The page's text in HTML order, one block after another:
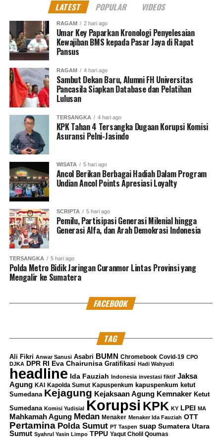
Anthony juga menjelaskan, untuk menjadi content
creator pasti butuh ruang kerja yang baik dan didukung
dengan lokasi strategis di kawasan Sudirman,
mempunyai hal itu, pastinya untuk mendukung para
talenta anak muda ini untuk menjadi pengusaha dan
content creator.
“Kami akan berikan program khusus bagaimana para
remaja ini mampu menciptakan usaha-usaha baru
dengan peluang yang ada, dengan mereka sudah
terkenal saat ini brand yang mereka iklankan pastinya
akan banyak yang tertarik dan membelinya,” jelasnya.
Anthony menegaskan, eradisrupsisaat ini, merubah
trend dan minat masyarakat khususnya anak muda
dengan cepat, fenomena ini menjadi fakta bagaimana
anak-anak muda harus pandai menyikapi perubahan-
perubahan tersebut.
enfluencer,” pungkas Anthony. ***Muhammad Shiddiq
Kritik saran kami terima untuk pengembangan
konten kami. Jangan lupa subscribe dan like di
Channel YouTube, Instagram dan Tik Tok.Terima
kasih.
RELATED TOPICS: CITAYAM FASHION WEEK
LATEST POPULAR VIDEOS
RAGAM 2 hari ago
Umar Key Paparkan Kronologi Penyelesaian
Kewajiban BMS kepada Pasar Jaya di Rapat
Pansus
RAGAM 4 hari ago
Sambut Dekan Baru, Alumni FH Universitas
Pancasila Siapkan Database dan Pelatihan
Lulusan
TERSANGKA 4 hari ago
KPK Tahan 4 Tersangka Dugaan Korupsi Komisi
Asuransi Pelni-Jasindo
WISATA 5 hari ago
Ancol Berikan Berbagai Hadiah Dalam Program
Undian Ancol Points Apresiasi Loyalty
SCRIPTA 5 hari ago
Pemilu, Partisipasi Generasi Milenial hingga
Generasi Alfa, dan Arah Demokrasi Indonesia
TERSANGKA 5 hari ago
Polda Metro Bidik Jaringan Curanmor Lintas Provinsi yang
Mengalir ke Sumatera
FACEBOOK
TAG
Ali Fikri Anwar Sanusi Asabri BUMN Chromebook Covid-19 CPO
DJKA
DPR RI Eva Chairunisa Gratifikasi Hadi Wahyudi
headline Ida Fauziah Indonesia investasi fiktif Jaksa
Agung KAI Kapolda Sumut Kapuspenkum kapuspenkum ketut
Sumedana Kejagung Kejaksaan Agung Kemnaker Ketut
Sumedana Komisi Yudisial Korupsi KPK KY LPEI MA
Mahkamah Agung Medan Menaker Menaker Ida Fauziah OTT
Pertamina Polda Sumut PT Taspen suap Sumatera Utara
Sumut Syahrul Yasin Limpo TPPU Yaqut Cholil Qoumas